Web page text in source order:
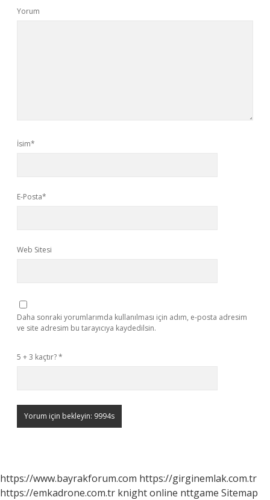
Yorum
İsim*
E-Posta*
Web Sitesi
Daha sonraki yorumlarımda kullanılması için adım, e-posta adresim
ve site adresim bu tarayıcıya kaydedilsin.
5 + 3 kaçtır?*
https://www.bayrakforum.com https://girginemlak.com.tr
https://emkadrone.com.tr knight online nttgame Sitemap